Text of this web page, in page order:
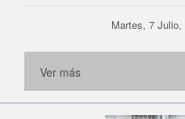
Martes, 7 Julio,
Ver más